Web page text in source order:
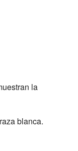
la
blanca.